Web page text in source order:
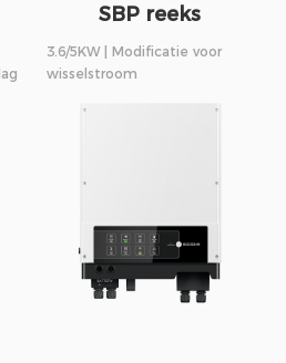
SBP reeks
3.6/5KW | Modificatie voor
wisselstroom